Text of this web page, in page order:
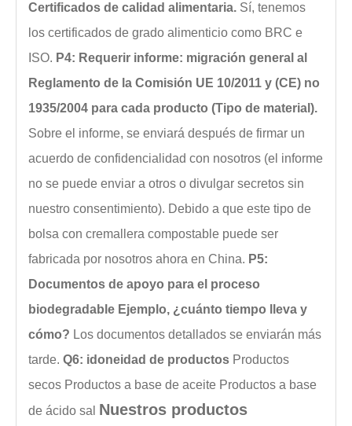
Certificados de calidad alimentaria. Sí, tenemos
los certificados de grado alimenticio como BRC e
ISO. P4: Requerir informe: migración general al
Reglamento de la Comisión UE 10/2011 y (CE) no
1935/2004 para cada producto (Tipo de material).
Sobre el informe, se enviará después de firmar un
acuerdo de confidencialidad con nosotros (el informe
no se puede enviar a otros o divulgar secretos sin
nuestro consentimiento). Debido a que este tipo de
bolsa con cremallera compostable puede ser
fabricada por nosotros ahora en China. P5:
Documentos de apoyo para el proceso
biodegradable Ejemplo, ¿cuánto tiempo lleva y
cómo? Los documentos detallados se enviarán más
tarde. Q6: idoneidad de productos Productos
secos Productos a base de aceite Productos a base
de ácido sal Nuestros productos